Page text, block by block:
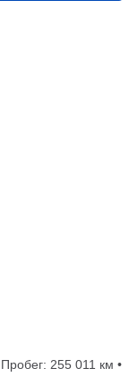
255 011 км •